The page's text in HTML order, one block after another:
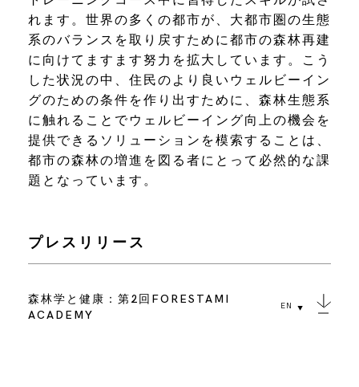
れます。世界の多くの都市が、大都市圏の生態
系のバランスを取り戻すために都市の森林再建
に向けてますます努力を拡大しています。こう
した状況の中、住民のより良いウェルビーイン
グのための条件を作り出すために、森林生態系
に触れることでウェルビーイング向上の機会を
提供できるソリューションを模索することは、
都市の森林の増進を図る者にとって必然的な課
題となっています。
プレスリリース
森林学と健康：第2回FORESTAMI
ACADEMY
EN